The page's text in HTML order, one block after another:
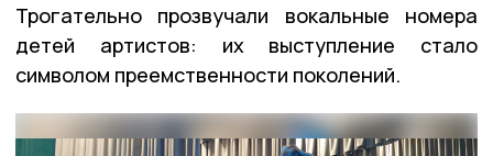
Трогательно прозвучали вокальные номера
детей артистов: их выступление стало
символом преемственности поколений.